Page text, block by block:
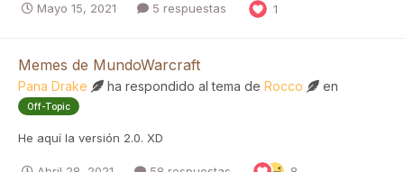
Mayo 15, 2021 5 respuestas 1
Memes de MundoWarcraft
Pana Drake ha respondido al tema de Rocco en
Off-Topic
He aquí la versión 2.0. XD